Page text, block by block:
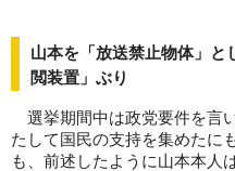
山本を「放送禁止物体」と
閲装置」ぶり
選挙期間中は政党要件を言
たして国民の支持を集めたに
も、前述したように山本本人